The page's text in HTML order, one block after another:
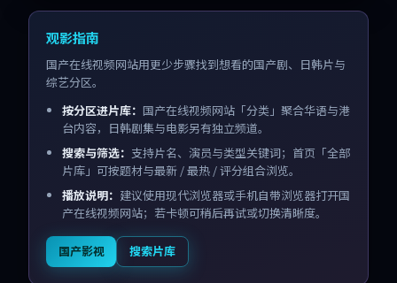
观影指南
国产在线视频网站用更少步骤找到想看的国产剧、日韩片与
综艺分区。
按分区进片库： 国产在线视频网站「分类」聚合华语与港
台内容，日韩剧集与电影另有独立频道。
搜索与筛选： 支持片名、演员与类型关键词；首页「全部
片库」可按题材与最新 / 最热 / 评分组合浏览。
播放说明： 建议使用现代浏览器或手机自带浏览器打开国
产在线视频网站；若卡顿可稍后再试或切换清晰度。
国产影视 搜索片库